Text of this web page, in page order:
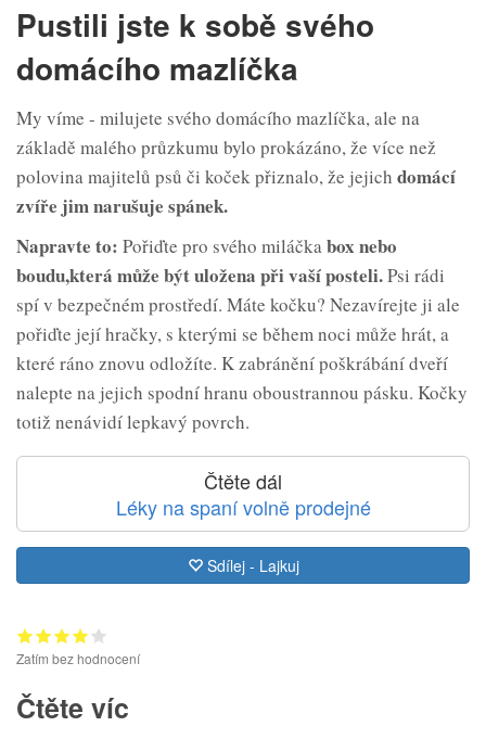
Pustili jste k sobě svého
domácího mazlíčka
My víme - milujete svého domácího mazlíčka, ale na
základě malého průzkumu bylo prokázáno, že více než
polovina majitelů psů či koček přiznalo, že jejich domácí
zvíře jim narušuje spánek.
Napravte to: Pořiďte pro svého miláčkabox nebo
boudu,která může být uložena při vaší posteli.Psi rádi
spí v bezpečném prostředí. Máte kočku? Nezavírejte ji ale
pořiďte její hračky, s kterými se během noci může hrát, a
které ráno znovu odložíte. K zabránění poškrábání dveří
nalepte na jejich spodní hranu oboustrannou pásku. Kočky
totiž nenávidí lepkavý povrch.
Čtěte dál
Léky na spaní volně prodejné
Sdílej - Lajkuj
Zatím bez hodnocení
Čtěte víc